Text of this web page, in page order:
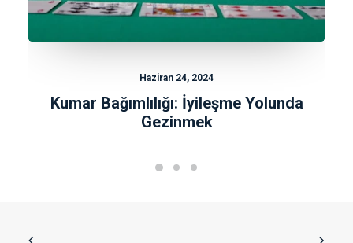
Haziran 24, 2024
Kumar Bağımlılığı: İyileşme Yolunda
Gezinmek